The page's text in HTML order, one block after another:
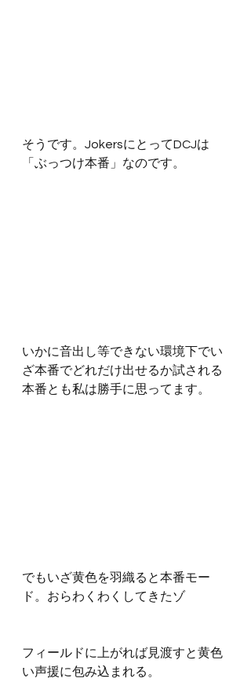
そうです。JokersにとってDCJは
「ぶっつけ本番」なのです。
いかに音出し等できない環境下でい
ざ本番でどれだけ出せるか試される
本番とも私は勝手に思ってます。
でもいざ黄色を羽織ると本番モー
ド。おらわくわくしてきたゾ
フィールドに上がれば見渡すと黄色
い声援に包み込まれる。